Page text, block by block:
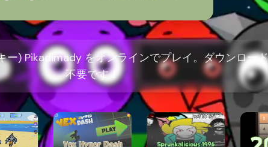
ー) Pikadimady をオンラインでプレイ。ダウンロー
不要です！